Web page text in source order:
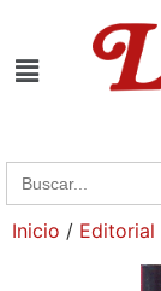
Search
for:
Inicio / Editorial